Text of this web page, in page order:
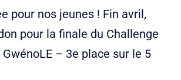
pour nos jeunes ! Fin avril,
pour la finale du Challenge
– 3e place sur le 5